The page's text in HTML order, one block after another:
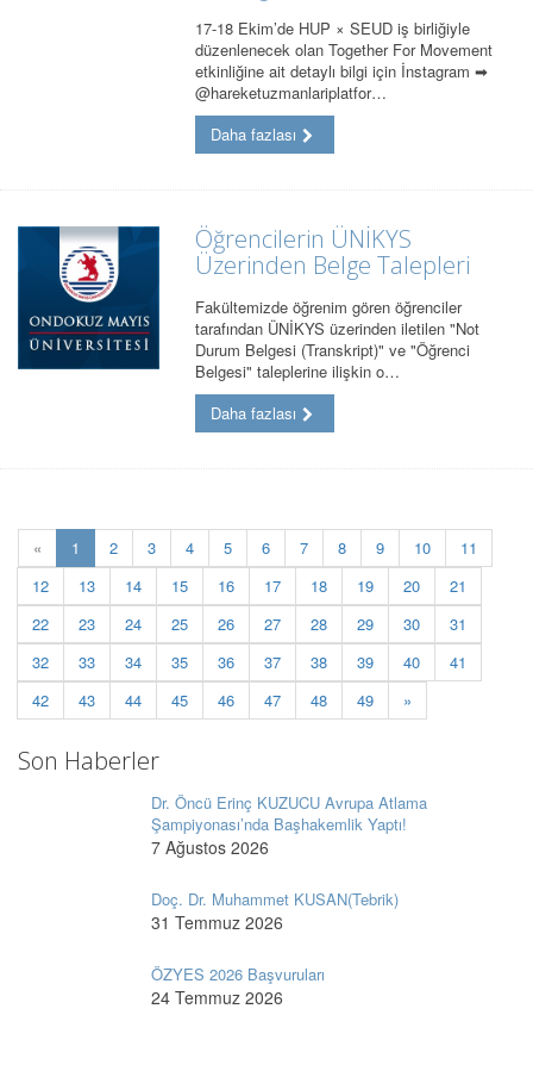
17-18 Ekim’de HUP × SEUD iş birliğiyle
düzenlenecek olan Together For Movement
etkinliğine ait detaylı bilgi için İnstagram ➡
@hareketuzmanlariplatfor…
Daha fazlası
Öğrencilerin ÜNİKYS
Üzerinden Belge Talepleri
Fakültemizde öğrenim gören öğrenciler
tarafından ÜNİKYS üzerinden iletilen "Not
Durum Belgesi (Transkript)" ve "Öğrenci
Belgesi" taleplerine ilişkin o…
Daha fazlası
« 1 (current)
2 3 4 5 6 7 8 9 10
11
12
13 14 15 16 17 18 19 20
21
22
23 24 25 26 27 28 29 30
31
32
33 34 35 36 37 38 39 40
41
42
43 44 45 46 47 48 49 »
Son Haberler
Dr. Öncü Erinç KUZUCU Avrupa Atlama
Şampiyonası’nda Başhakemlik Yaptı!
7 Ağustos 2026
Doç. Dr. Muhammet KUSAN(Tebrik)
31 Temmuz 2026
ÖZYES 2026 Başvuruları
24 Temmuz 2026